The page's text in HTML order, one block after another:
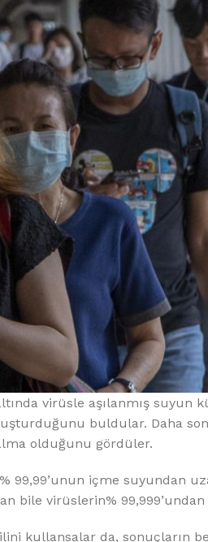
virüsle aşılanmış
buldular. Daha
olduğunu gördüler.
99,99’unun içme suyundan
bile virüslerin%
kullansalar da, sonuçların